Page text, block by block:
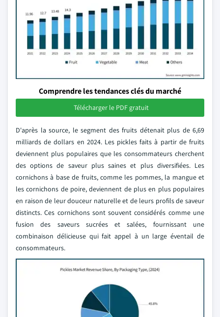
Comprendre les tendances clés du marché
Télécharger le PDF gratuit
D'après la source, le segment des fruits détenait plus de 6,69
milliards de dollars en 2024. Les pickles faits à partir de fruits
deviennent plus populaires que les consommateurs cherchent
des options de saveur plus saines et plus diversifiées. Les
cornichons à base de fruits, comme les pommes, la mangue et
les cornichons de poire, deviennent de plus en plus populaires
en raison de leur douceur naturelle et de leurs profils de saveur
distincts. Ces cornichons sont souvent considérés comme une
fusion des saveurs sucrées et salées, fournissant une
combinaison délicieuse qui fait appel à un large éventail de
consommateurs.